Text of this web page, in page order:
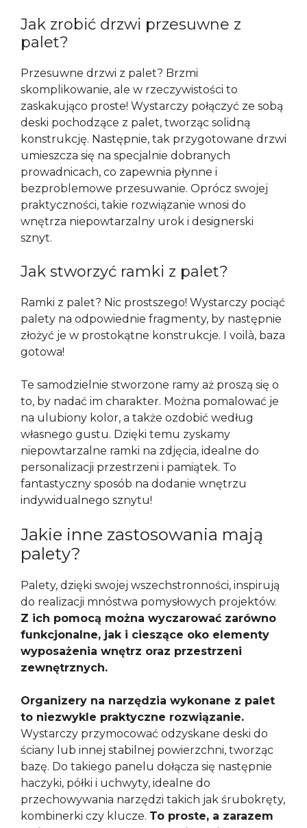
Jak zrobić drzwi przesuwne z
palet?
Przesuwne drzwi z palet? Brzmi
skomplikowanie, ale w rzeczywistości to
zaskakująco proste! Wystarczy połączyć ze sobą
deski pochodzące z palet, tworząc solidną
konstrukcję. Następnie, tak przygotowane drzwi
umieszcza się na specjalnie dobranych
prowadnicach, co zapewnia płynne i
bezproblemowe przesuwanie. Oprócz swojej
praktyczności, takie rozwiązanie wnosi do
wnętrza niepowtarzalny urok i designerski
sznyt.
Jak stworzyć ramki z palet?
Ramki z palet? Nic prostszego! Wystarczy pociąć
palety na odpowiednie fragmenty, by następnie
złożyć je w prostokątne konstrukcje. I voilà, baza
gotowa!
Te samodzielnie stworzone ramy aż proszą się o
to, by nadać im charakter. Można pomalować je
na ulubiony kolor, a także ozdobić według
własnego gustu. Dzięki temu zyskamy
niepowtarzalne ramki na zdjęcia, idealne do
personalizacji przestrzeni i pamiątek. To
fantastyczny sposób na dodanie wnętrzu
indywidualnego sznytu!
Jakie inne zastosowania mają
palety?
Palety, dzięki swojej wszechstronności, inspirują
do realizacji mnóstwa pomysłowych projektów.
Z ich pomocą można wyczarować zarówno
funkcjonalne, jak i cieszące oko elementy
wyposażenia wnętrz oraz przestrzeni
zewnętrznych.
Organizery na narzędzia wykonane z palet
to niezwykle praktyczne rozwiązanie.
Wystarczy przymocować odzyskane deski do
ściany lub innej stabilnej powierzchni, tworząc
bazę. Do takiego panelu dołącza się następnie
haczyki, półki i uchwyty, idealne do
przechowywania narzędzi takich jak śrubokręty,
kombinerki czy klucze. To proste, a zarazem